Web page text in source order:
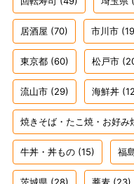
居酒屋 (70) 市川市
東京都 (60) 松戸市
流山市 (29) 海鮮丼
焼きそば・たこ焼・お好み
牛丼・丼もの (15) 福
茨城県 (28) 蕎麦 (23)